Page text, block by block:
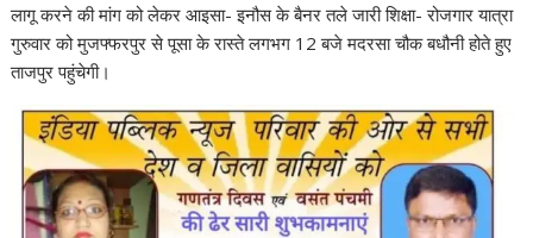
लागू करने की मांग को लेकर आइसा- इनौस के बैनर तले जारी शिक्षा- रोजगार यात्रा
गुरुवार को मुजफ्फरपुर से पूसा के रास्ते लगभग 12 बजे मदरसा चौक बधौनी होते हुए
ताजपुर पहुंचेगी।